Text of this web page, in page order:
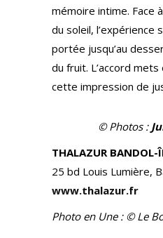
mémoire intime. Face
du soleil, l’expérience
portée jusqu’au
du fruit. L’accord
cette impression de
© Photos :
THALAZUR BANDOL-
25 bd Louis Lumière,
www.thalazur.fr
Photo en Une : © Le